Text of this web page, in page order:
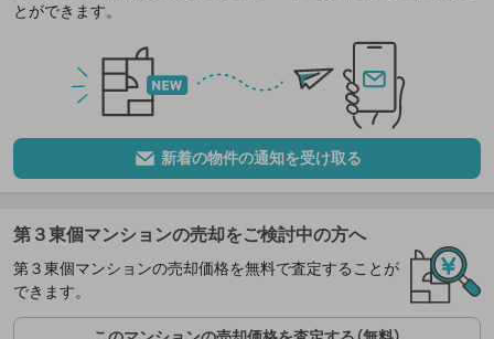
とができます。
新着の物件の通知を受け取る
第３東個マンションの売却をご検討中の方へ
第３東個マンションの売却価格を無料で査定することが
できます。